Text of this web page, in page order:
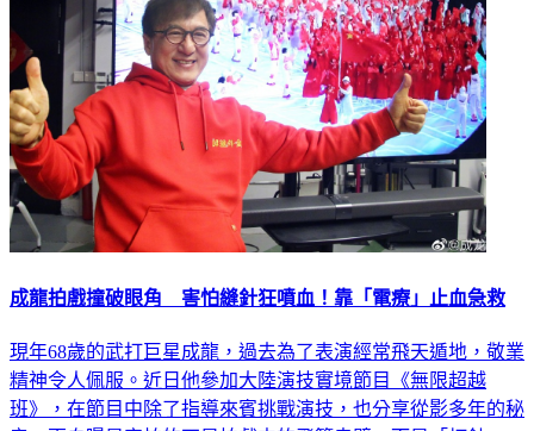
成龍拍戲撞破眼角 害怕縫針狂噴血！靠「電療」止血急救
現年68歲的武打巨星成龍，過去為了表演經常飛天遁地，敬業
精神令人佩服。近日他參加大陸演技實境節目《無限超越
班》，在節目中除了指導來賓挑戰演技，也分享從影多年的秘